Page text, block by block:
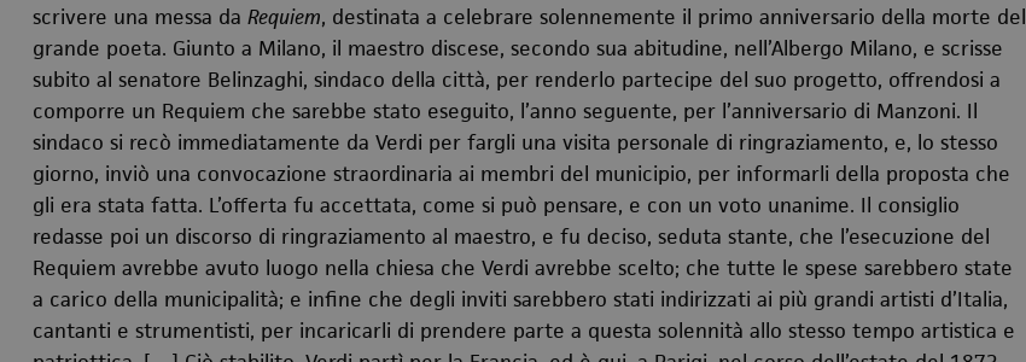
scrivere una messa da Requiem, destinata a celebrare solennemente il primo anniversario della morte del
grande poeta. Giunto a Milano, il maestro discese, secondo sua abitudine, nell’Albergo Milano, e scrisse
subito al senatore Belinzaghi, sindaco della città, per renderlo partecipe del suo progetto, offrendosi a
comporre un Requiem che sarebbe stato eseguito, l’anno seguente, per l’anniversario di Manzoni. Il
sindaco si recò immediatamente da Verdi per fargli una visita personale di ringraziamento, e, lo stesso
giorno, inviò una convocazione straordinaria ai membri del municipio, per informarli della proposta che
gli era stata fatta. L’offerta fu accettata, come si può pensare, e con un voto unanime. Il consiglio
redasse poi un discorso di ringraziamento al maestro, e fu deciso, seduta stante, che l’esecuzione del
Requiem avrebbe avuto luogo nella chiesa che Verdi avrebbe scelto; che tutte le spese sarebbero state
a carico della municipalità; e infine che degli inviti sarebbero stati indirizzati ai più grandi artisti d’Italia,
cantanti e strumentisti, per incaricarli di prendere parte a questa solennità allo stesso tempo artistica e